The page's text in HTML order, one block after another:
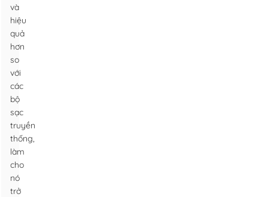
và
hiệu
quả
hơn
so
với
các
bộ
sạc
truyền
thống,
làm
cho
nó
trở